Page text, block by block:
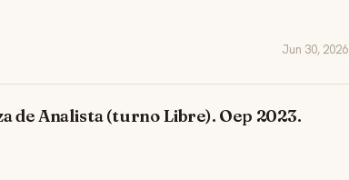
Jun 30, 2026
de Analista (turno Libre). Oep 2023.